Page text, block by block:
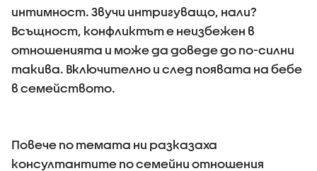
интимност. Звучи интригуващо, нали?
Всъщност, конфликтът е неизбежен в
отношенията и може да доведе до по-силни
такива. Включително и след появата на бебе
в семейството.
Повече по темата ни разказаха
консултантите по семейни отношения